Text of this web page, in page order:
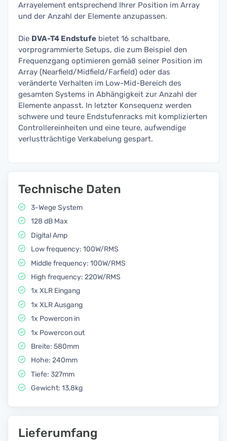
Arrayelement entsprechend Ihrer Position im Array
und der Anzahl der Elemente anzupassen.
Die DVA-T4 Endstufe bietet 16 schaltbare,
vorprogrammierte Setups, die zum Beispiel den
Frequenzgang optimieren gemäß seiner Position im
Array (Nearfield/Midfield/Farfield) oder das
veränderte Verhalten im Low-Mid-Bereich des
gesamten Systems in Abhängigkeit zur Anzahl der
Elemente anpasst. In letzter Konsequenz werden
schwere und teure Endstufenracks mit komplizierten
Controllereinheiten und eine teure, aufwendige
verlustträchtige Verkabelung gespart.
Technische Daten
3-Wege System
128 dB Max
Digital Amp
Low frequency: 100W/RMS
Middle frequency: 100W/RMS
High frequency: 220W/RMS
1x XLR Eingang
1x XLR Ausgang
1x Powercon in
1x Powercon out
Breite: 580mm
Hohe: 240mm
Tiefe: 327mm
Gewicht: 13,8kg
Lieferumfang